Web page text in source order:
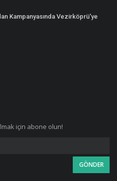
Kampanyasında Vezirköprü'ye
için abone olun!